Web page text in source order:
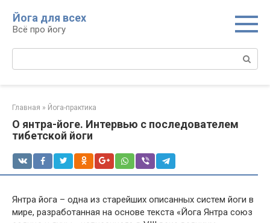
контенту
Йога для всех
Всё про йогу
Главная » Йога-практика
О янтра-йоге. Интервью с последователем
тибетской йоги
Янтра йога – одна из старейших описанных систем йоги в
мире, разработанная на основе текста «Йога Янтра союз